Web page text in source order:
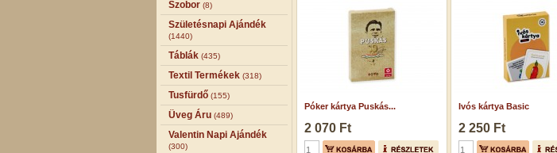
Szobor (8)
Születésnapi Ajándék
(1440)
Táblák (435)
Textil Termékek (318)
Tusfürdő (155)
Üveg Áru (489)
Valentin Napi Ajándék
(300)
Póker kártya Puskás...
2 070 Ft
Ivós kártya Basic
2 250 Ft